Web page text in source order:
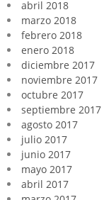
abril 2018
marzo 2018
febrero 2018
enero 2018
diciembre 2017
noviembre 2017
octubre 2017
septiembre 2017
agosto 2017
julio 2017
junio 2017
mayo 2017
abril 2017